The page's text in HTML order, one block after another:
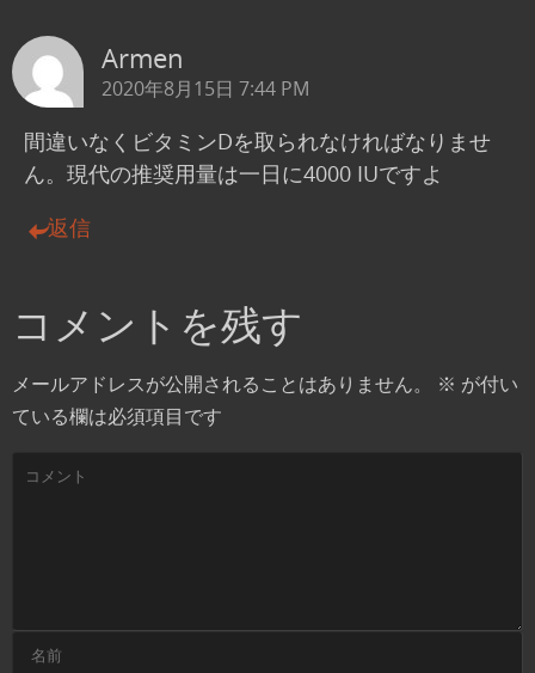
Armen
2020年8月15日 7:44 PM
間違いなくビタミンDを取られなければなりませ
ん。現代の推奨用量は一日に4000 IUですよ
返信
コメントを残す
メールアドレスが公開されることはありません。 ※ が付い
ている欄は必須項目です